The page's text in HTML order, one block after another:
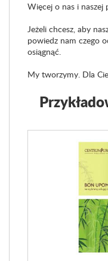
Więcej o nas i naszej
Jeżeli chcesz, aby
powiedz nam czego
osiągnąć.
My tworzymy. Dla